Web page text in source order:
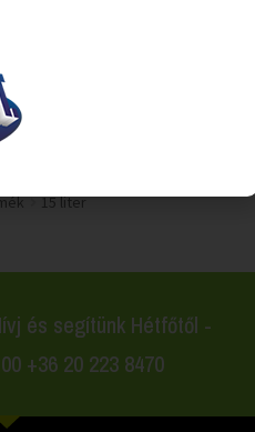
15 liter
és segítünk Hétfőtől -
+36 20 223 8470